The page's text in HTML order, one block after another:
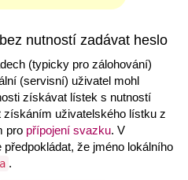
nutností zadávat heslo
(typicky pro zálohování)
(servisní) uživatel mohl
získávat lístek s nutností
získáním uživatelského lístku z
pro přípojení svazku. V
že jméno lokálního
.